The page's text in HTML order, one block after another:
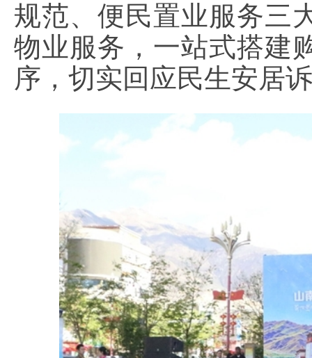
规范、便民置业服务三
物业服务，一站式搭建
序，切实回应民生安居